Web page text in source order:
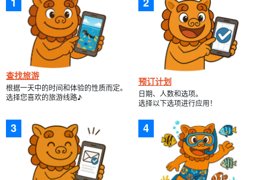
查找旅游
根据一天中的时间和体验的性质而定。
选择您喜欢的旅游线路♪
预订计划
日期、人数和选项。
选择以下选项进行应用！